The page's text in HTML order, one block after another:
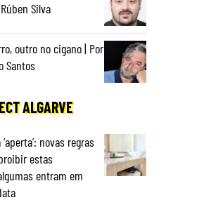
Silva
outro no cigano | Por
Santos
ALGARVE
novas regras
estas
entram em